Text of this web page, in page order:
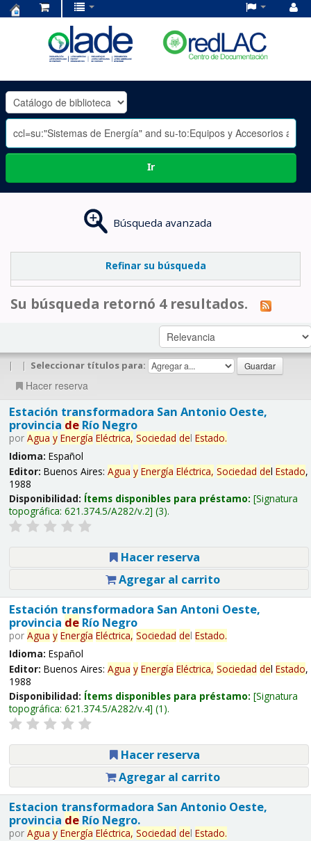
OLADE
-
Ir
Búsqueda avanzada
Refinar su búsqueda
Su búsqueda retornó 4 resultados.
| | Seleccionar títulos para:
Hacer reserva
Estación transformadora San Antonio Oeste,
provincia deRío Negro
por Agua y Energía Eléctrica, Sociedad del Estado.
Idioma: Español
Editor: Buenos Aires: Agua y Energía Eléctrica, Sociedad del Estado,
1988
Disponibilidad: Ítems disponibles para préstamo: Signatura
topográfica: 621.374.5/A282/v.2 (3).
Hacer reserva
Agregar al carrito
Estación transformadora San Antoni Oeste,
provincia deRío Negro
por Agua y Energía Eléctrica, Sociedad del Estado.
Idioma: Español
Editor: Buenos Aires: Agua y Energía Eléctrica, Sociedad del Estado,
1988
Disponibilidad: Ítems disponibles para préstamo: Signatura
topográfica: 621.374.5/A282/v.4 (1).
Hacer reserva
Agregar al carrito
Estacion transformadora San Antonio Oeste,
provincia deRío Negro.
por Agua y Energía Eléctrica, Sociedad del Estado.